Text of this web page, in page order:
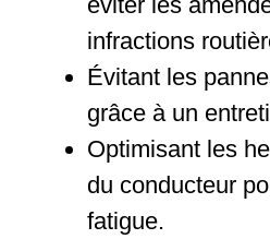
infractions
Évitant les
grâce à un
Optimisant les
du conducteur
fatigue.